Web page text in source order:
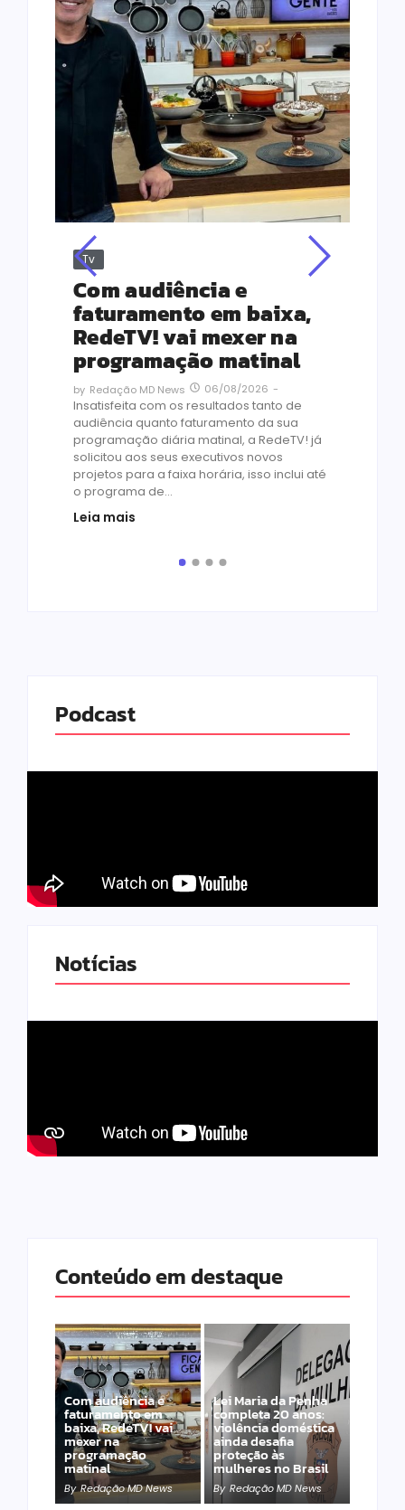
Tv
Com audiência e
faturamento em baixa,
RedeTV! vai mexer na
programação matinal
by Redação MD News 06/08/2026 -
Insatisfeita com os resultados tanto de
audiência quanto faturamento da sua
programação diária matinal, a RedeTV! já
solicitou aos seus executivos novos
projetos para a faixa horária, isso inclui até
o programa de...
Leia mais
Podcast
Notícias
Conteúdo em destaque
Com audiência e
faturamento em
baixa, RedeTV! vai
mexer na
programação
matinal
By Redação MD News
Lei Maria da Penha
completa 20 anos:
violência doméstica
ainda desafia
proteção às
mulheres no Brasil
By Redação MD News